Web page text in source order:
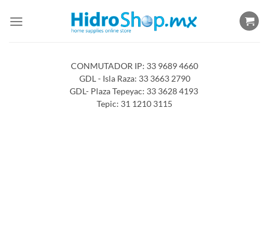
CONMUTADOR IP: 33 9689 4660
GDL - Isla Raza: 33 3663 2790
GDL- Plaza Tepeyac: 33 3628 4193
Tepic: 31 1210 3115